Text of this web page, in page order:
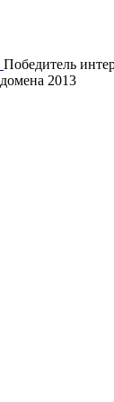
Победитель
домена 2013